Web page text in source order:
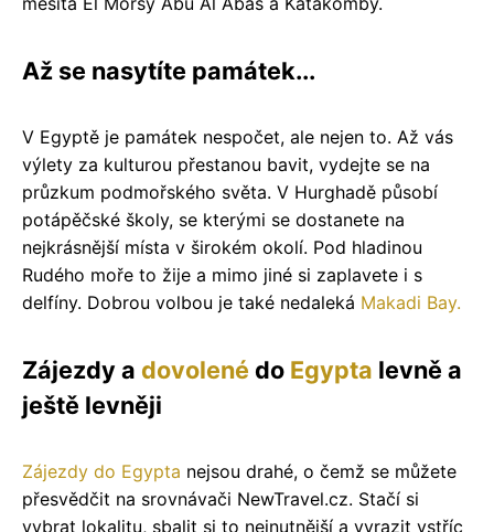
Až se nasytíte památek...
V Egyptě je památek nespočet, ale nejen to. Až vás
výlety za kulturou přestanou bavit, vydejte se na
průzkum podmořského světa. V Hurghadě působí
potápěčské školy, se kterými se dostanete na
nejkrásnější místa v širokém okolí. Pod hladinou
Rudého moře to žije a mimo jiné si zaplavete i s
delfíny. Dobrou volbou je také nedaleká Makadi Bay.
Zájezdy a dovolené do Egypta levně a
ještě levněji
Zájezdy do Egypta nejsou drahé, o čemž se můžete
přesvědčit na srovnávači NewTravel.cz. Stačí si
vybrat lokalitu, sbalit si to nejnutnější a vyrazit vstříc